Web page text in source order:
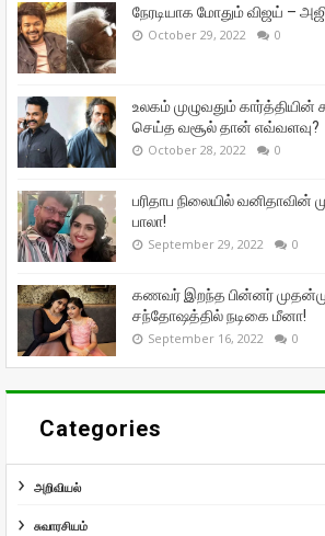
நேரடியாக மோதும் விஜய் –
October 29, 2022 0
உலகம் முழுவதும்
செய்த வசூல் தான் எவ்வளவு?
October 28, 2022 0
பரிதாப நிலையில்
பாலா!
September 29, 2022 0
கணவர் இறந்த பின்னர்
சந்தோஷத்தில் நடிகை மீனா!
September 16, 2022 0
Categories
அறிவியல்
சுவாரசியம்